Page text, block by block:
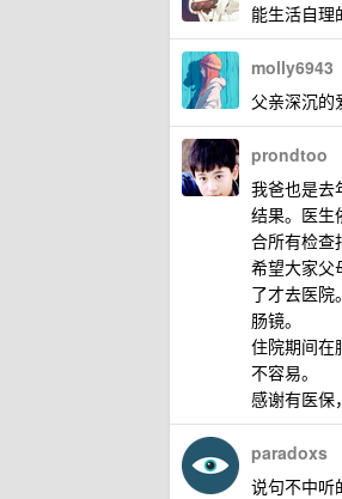
能生活自理
molly6943
父亲深沉的
prondtoo
我爸也是去
结果。医生
合所有检查
希望大家父
了才去医院
肠镜。
住院期间在
不容易。
感谢有医保
paradoxs
说句不中听